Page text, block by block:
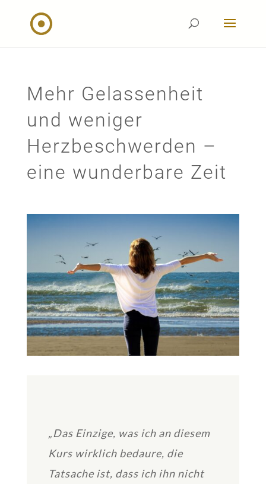
Mehr Gelassenheit
und weniger
Herzbeschwerden –
eine wunderbare Zeit
„Das Einzige, was ich an diesem
Kurs wirklich bedaure, die
Tatsache ist, dass ich ihn nicht